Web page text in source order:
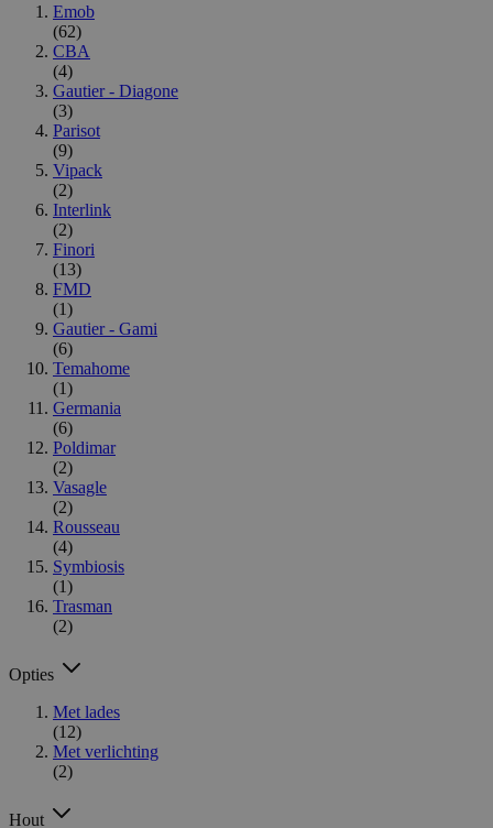
Emob
(62)
CBA
(4)
Gautier - Diagone
(3)
Parisot
(9)
Vipack
(2)
Interlink
(2)
Finori
(13)
FMD
(1)
Gautier - Gami
(6)
Temahome
(1)
Germania
(6)
Poldimar
(2)
Vasagle
(2)
Rousseau
(4)
Symbiosis
(1)
Trasman
(2)
Opties
Met lades
(12)
Met verlichting
(2)
Hout